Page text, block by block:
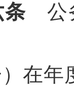
条 公
年度